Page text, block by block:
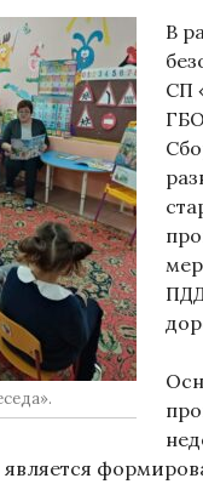
В
СП
является